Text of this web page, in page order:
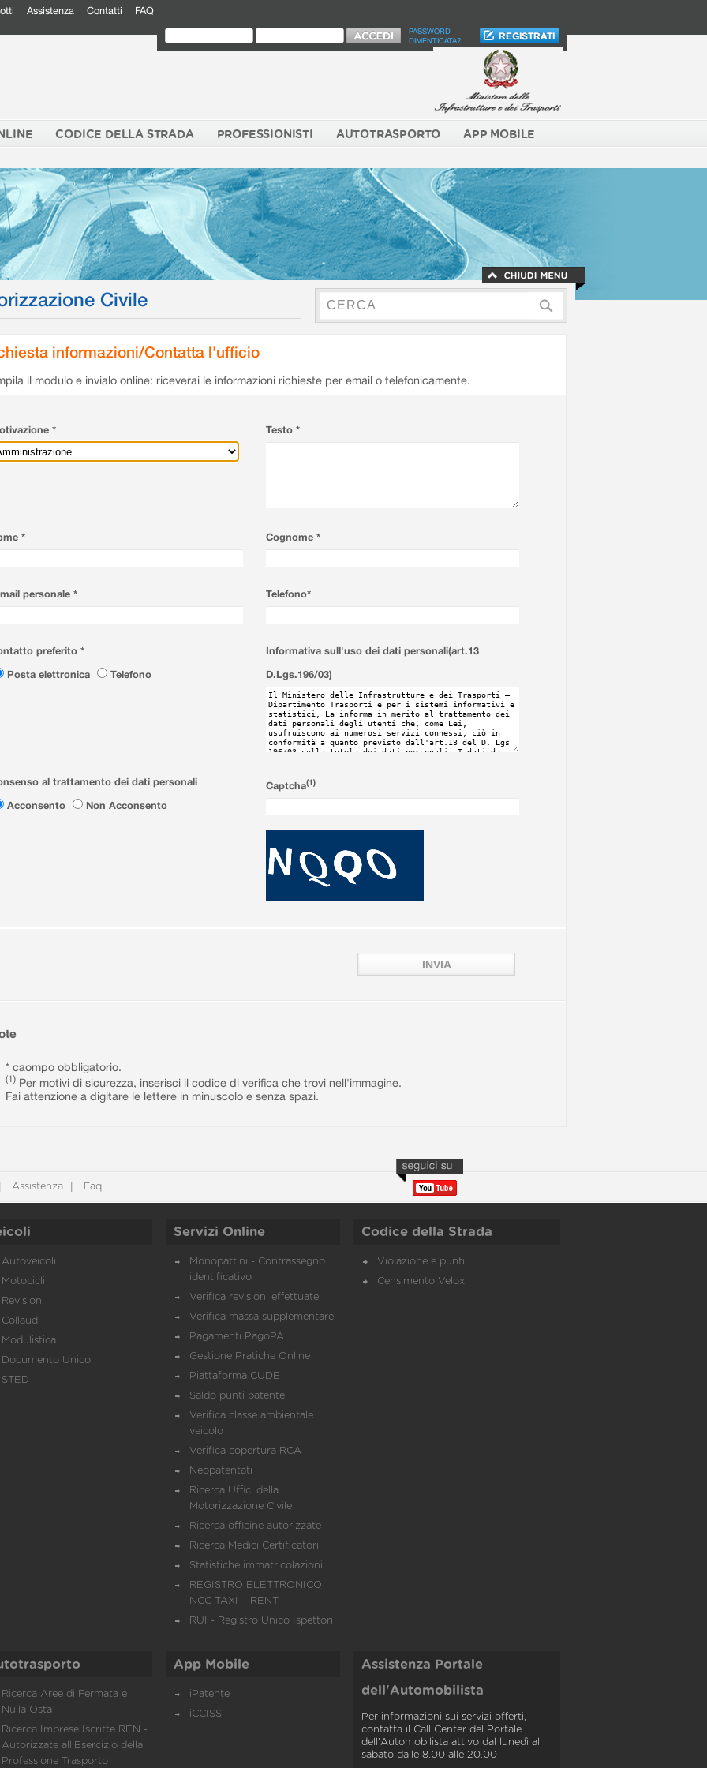
Assistenza Contatti FAQ
PASSWORD
DIMENTICATA?
CODICE DELLA STRADA PROFESSIONISTI AUTOTRASPORTO APP MOBILE
Civile
informazioni/Contatta l'ufficio
il modulo e invialo online: riceverai le informazioni richieste per email o telefonicamente.
* Testo *
* Cognome *
personale * Telefono*
preferito *
Posta elettronica
Telefono
Informativa sull'uso dei dati personali(art.13
D.Lgs.196/03)
al trattamento dei dati personali
Acconsento
Non Acconsento
Captcha(1)
* caompo obbligatorio.
(1) Per motivi di sicurezza, inserisci il codice di verifica che trovi nell'immagine.
Fai attenzione a digitare le lettere in minuscolo e senza spazi.
Assistenza Faq
Autoveicoli
Motocicli
Revisioni
Collaudi
Modulistica
Documento Unico
STED
Servizi Online
Monopattini - Contrassegno
identificativo
Verifica revisioni effettuate
Verifica massa supplementare
Pagamenti PagoPA
Gestione Pratiche Online
Piattaforma CUDE
Saldo punti patente
Verifica classe ambientale
veicolo
Verifica copertura RCA
Neopatentati
Ricerca Uffici della
Motorizzazione Civile
Ricerca officine autorizzate
Ricerca Medici Certificatori
Statistiche immatricolazioni
REGISTRO ELETTRONICO
NCC TAXI – RENT
RUI - Registro Unico Ispettori
Codice della Strada
Violazione e punti
Censimento Velox
Ricerca Aree di Fermata e
Nulla Osta
Ricerca Imprese Iscritte REN -
Autorizzate all'Esercizio della
Professione Trasporto
App Mobile
iPatente
iCCISS
Assistenza Portale
dell'Automobilista
Per informazioni sui servizi offerti,
contatta il Call Center del Portale
dell'Automobilista attivo dal lunedì al
sabato dalle 8.00 alle 20.00